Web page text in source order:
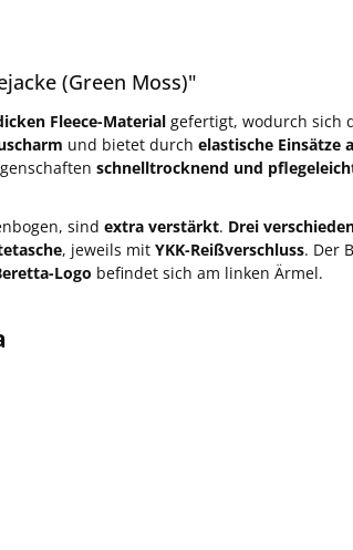
(Green Moss)"
Fleece-Material gefertigt, wodurch sich
und bietet durch elastische Einsätze
schnelltrocknend und
sind extra verstärkt. Drei
, jeweils mit YKK-Reißverschluss. Der
Logo befindet sich am linken Ärmel.